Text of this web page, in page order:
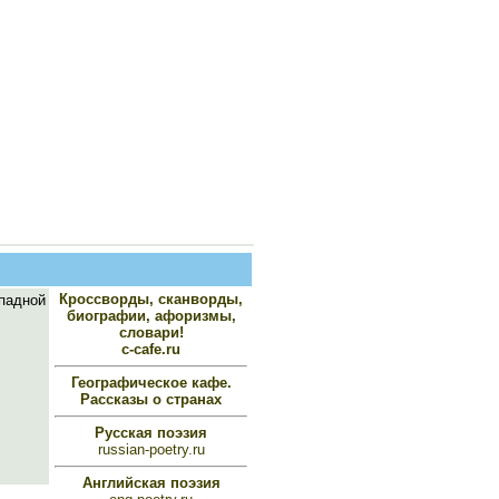
Кроссворды, сканворды,
биографии, афоризмы,
словари!
c-cafe.ru
Географическое кафе.
Рассказы о странах
Русская поэзия
russian-poetry.ru
Английская поэзия